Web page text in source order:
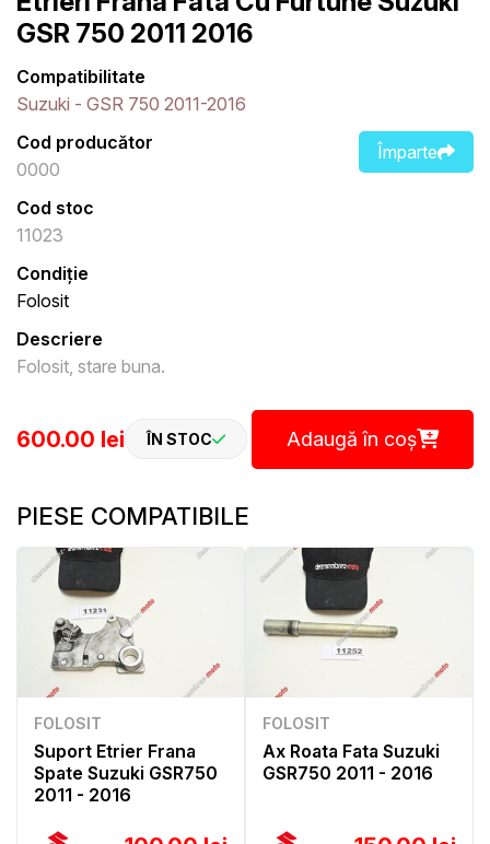
GSR 750 2011 2016
Compatibilitate
Suzuki - GSR 750 2011-2016
Împarte
Cod producător
0000
Cod stoc
11023
Condiție
Folosit
Descriere
Folosit, stare buna.
600.00 lei ÎN STOC Adaugă în coș
PIESE COMPATIBILE
FOLOSIT
Suport Etrier Frana
Spate Suzuki GSR750
2011 - 2016
FOLOSIT
Ax Roata Fata Suzuki
GSR750 2011 - 2016